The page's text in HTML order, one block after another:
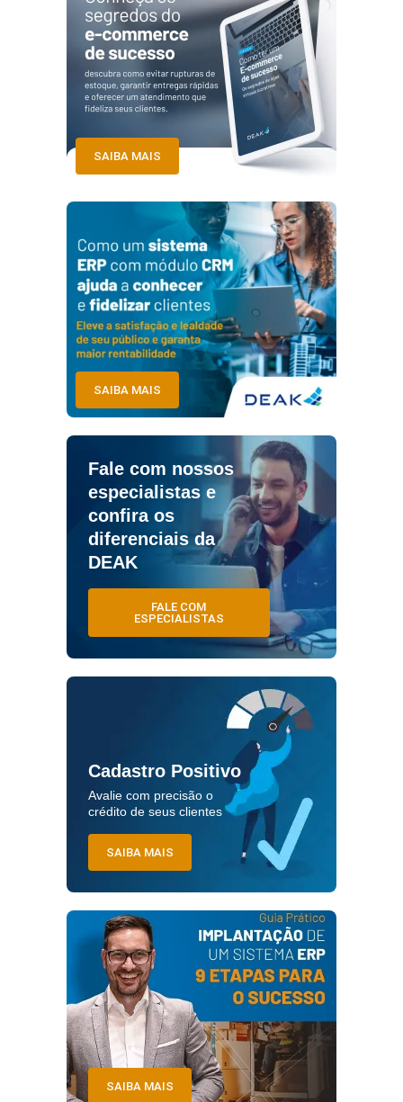
SAIBA MAIS
SAIBA MAIS
Fale com nossos
especialistas e
confira os
diferenciais da
DEAK
FALE COM
ESPECIALISTAS
Cadastro Positivo
Avalie com precisão o
crédito de seus clientes
SAIBA MAIS
SAIBA MAIS